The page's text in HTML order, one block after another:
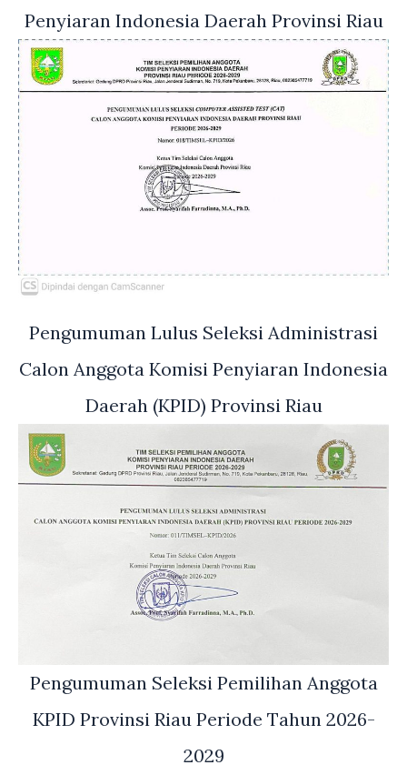
Penyiaran Indonesia Daerah Provinsi Riau
Pengumuman Lulus Seleksi Administrasi
Calon Anggota Komisi Penyiaran Indonesia
Daerah (KPID) Provinsi Riau
Pengumuman Seleksi Pemilihan Anggota
KPID Provinsi Riau Periode Tahun 2026-
2029